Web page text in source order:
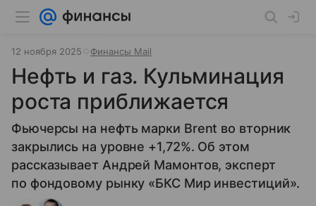
12 ноября 2025 Финансы Mail
Нефть и газ. Кульминация
роста приближается
Фьючерсы на нефть марки Brent во вторник
закрылись на уровне +1,72%. Об этом
рассказывает Андрей Мамонтов, эксперт
по фондовому рынку «БКС Мир инвестиций».